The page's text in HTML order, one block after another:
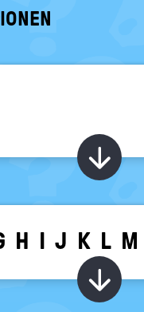
H I J K L M